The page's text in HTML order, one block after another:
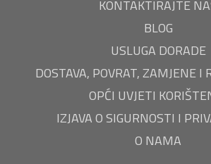
KONTAKTIRAJTE
BLOG
USLUGA DORADE
DOSTAVA, POVRAT, ZAMJENE I
OPĆI UVJETI
IZJAVA O SIGURNOSTI I
O NAMA